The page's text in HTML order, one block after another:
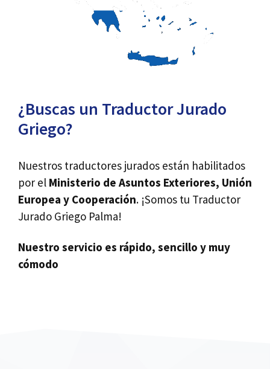
¿Buscas un Traductor Jurado
Griego?
Nuestros traductores jurados están habilitados
por el Ministerio de Asuntos Exteriores, Unión
Europea y Cooperación. ¡Somos tu Traductor
Jurado Griego Palma!
Nuestro servicio es rápido, sencillo y muy
cómodo